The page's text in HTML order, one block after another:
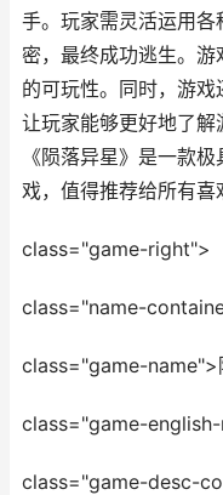
手。玩家需灵活运用
密，最终成功逃生。
的可玩性。同时，游戏
让玩家能够更好地了解
《陨落异星》是一款
戏，值得推荐给所有喜
class="game-right">
class="name-
class="game-name">
class="game-
class="game-desc-